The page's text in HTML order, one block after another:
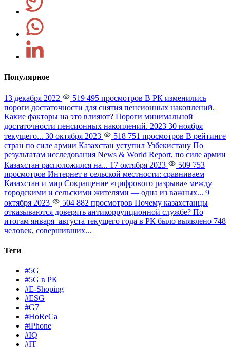
Популярное
13 декабря 2022 519 495 просмотров В РК изменились
пороги достаточности для снятия пенсионных накоплений.
Какие факторы на это влияют? Пороги минимальной
достаточности пенсионных накоплений. 2023 30 ноября
текущего... 30 октября 2023 518 751 просмотров В рейтинге
стран по силе армии Казахстан уступил Узбекистану По
результатам исследования News & World Report, по силе армии
Казахстан расположился на... 17 октября 2023
509 753
просмотров Интернет в сельской местности: сравниваем
Казахстан и мир Сокращение «цифрового разрыва» между
городскими и сельскими жителями — одна из важных... 9
октября 2023
504 882 просмотров Почему казахстанцы
отказываются доверять антикоррупционной службе? По
итогам января–августа текущего года в РК было выявлено 748
человек, совершивших...
Теги
#5G
#5G в РК
#E-Shoping
#ESG
#G7
#HoReCa
#iPhone
#IQ
#IT